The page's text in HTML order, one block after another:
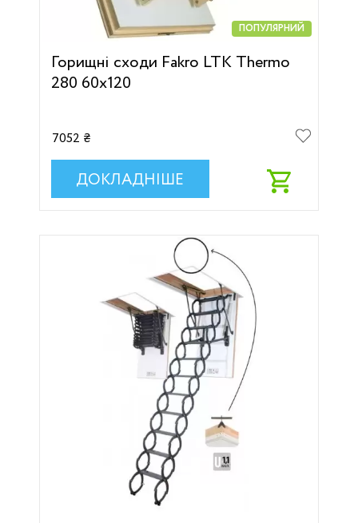
ПОПУЛЯРНИЙ
Горищні сходи Fakro LTK Thermo
280 60х120
7052 ₴
ДОКЛАДНІШЕ